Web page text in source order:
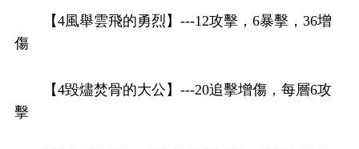
【4風舉雲飛的勇烈】---12攻擊，6暴擊，36增
傷
【4毀燼焚骨的大公】---20追擊增傷，每層6攻
擊